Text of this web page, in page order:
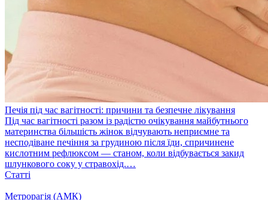
Печія під час вагітності: причини та безпечне лікування
​Під час вагітності разом із радістю очікування майбутнього
материнства більшість жінок відчувають неприємне та
несподіване печіння за грудиною після їди, спричинене
кислотним рефлюксом — станом, коли відбувається закид
шлункового соку у стравохід.…
Статті
Метрорагія (АМК)